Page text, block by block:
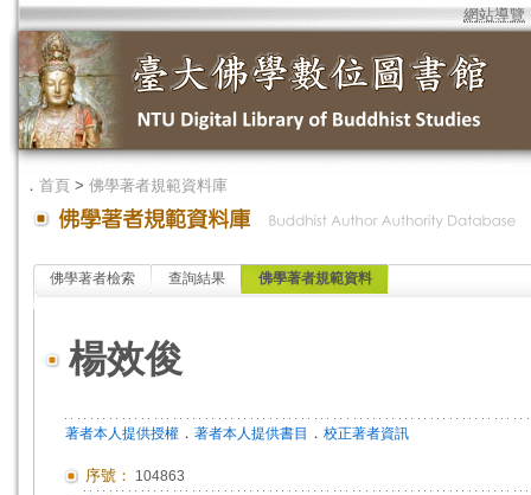
網站導覽
． 首頁 > 佛學著者規範資料庫
佛學著者檢索 查詢結果 佛學著者規範資料
楊效俊
著者本人提供授權 ． 著者本人提供書目 ． 校正著者資訊
序號： 104863